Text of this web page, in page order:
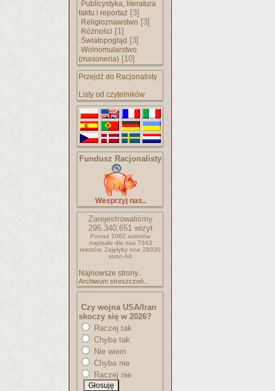
· Publicystyka, literatura
faktu i reportaż [3]
· Religioznawstwo [3]
· Różności [1]
·Światopogląd [3]
·Wolnomularstwo
(masoneria) [10]
Przejdź do Racjonalisty
Listy od czytelników
Fundusz Racjonalisty
Wesprzyj nas..
Zarejestrowaliśmy
295.340.651wizyt
Ponad 1062 autorów
napisało dla nas 7343
tekstów. Zajęłyby one 28930
stron A4
Najnowsze strony..
Archiwum streszczeń..
Czy wojna USA/Iran
skoczy się w 2026?
Raczej tak
Chyba tak
Nie wiem
Chyba nie
Raczej nie